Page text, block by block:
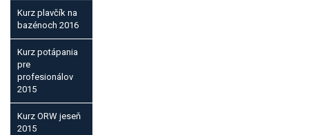
Kurz plavčík na
bazénoch 2016
Kurz potápania
pre
profesionálov
2015
Kurz ORW jeseň
2015